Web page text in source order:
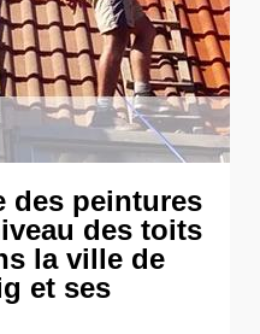
des peintures
des toits
la ville de
et ses